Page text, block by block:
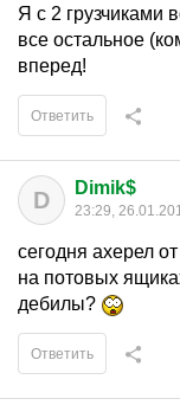
Я с 2 грузчиками
все остальное
вперед!
Ответить
D Dimik$
23:29,
сегодня ахерел
на потовых
дебилы?
Ответить